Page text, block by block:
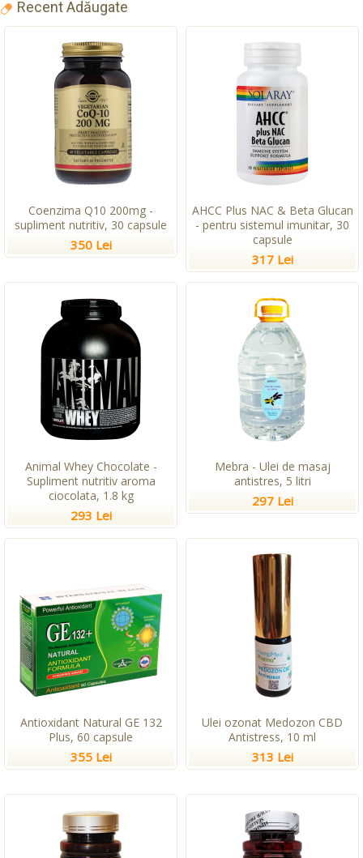
Recent Adăugate
Coenzima Q10 200mg -
supliment nutritiv, 30 capsule
350 Lei
AHCC Plus NAC & Beta Glucan
- pentru sistemul imunitar, 30
capsule
317 Lei
Animal Whey Chocolate -
Supliment nutritiv aroma
ciocolata, 1.8 kg
293 Lei
Mebra - Ulei de masaj
antistres, 5 litri
297 Lei
Antioxidant Natural GE 132
Plus, 60 capsule
355 Lei
Ulei ozonat Medozon CBD
Antistress, 10 ml
313 Lei